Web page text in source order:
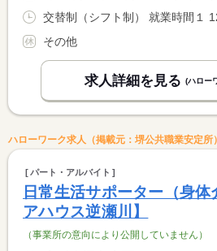
その他
求人詳細を見る (ハロー
ハローワーク求人（掲載元：堺公共職業安定所）
パート・アルバイト
日常生活サポーター（身
アハウス逆瀬川】
（事業所の意向により公開していません）